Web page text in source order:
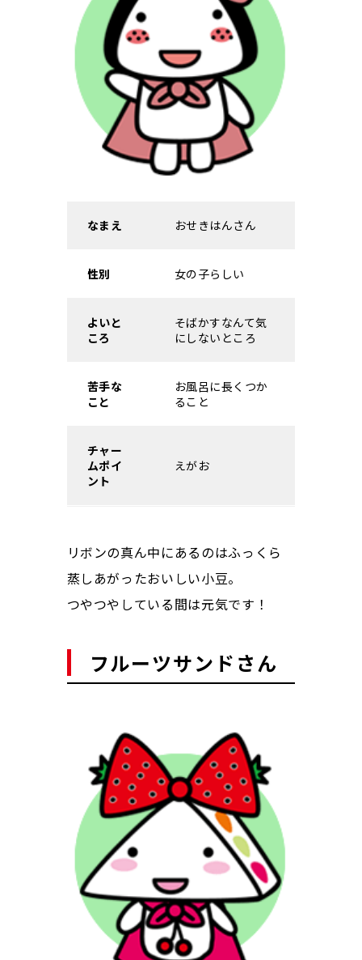
なまえ おせきはんさん
性別 女の子らしい
よいと
ころ
そばかすなんて気
にしないところ
苦手な
こと
お風呂に長くつか
ること
チャー
ムポイ
ント
えがお
リボンの真ん中にあるのはふっくら
蒸しあがったおいしい小豆。
つやつやしている間は元気です！
フルーツサンドさん